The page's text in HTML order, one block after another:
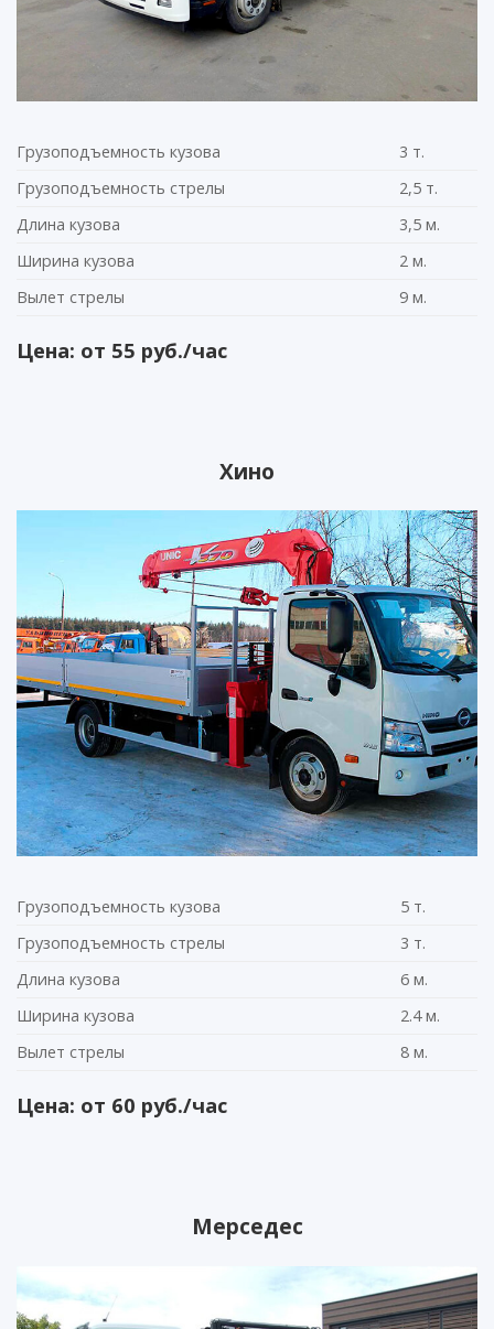
Грузоподъемность кузова
3 т.
Грузоподъемность стрелы
2,5 т.
Длина кузова
3,5 м.
Ширина кузова
2 м.
Вылет стрелы
9 м.
Цена: от 55 руб./час
Хино
Грузоподъемность кузова
5 т.
Грузоподъемность стрелы
3 т.
Длина кузова
6 м.
Ширина кузова
2.4 м.
Вылет стрелы
8 м.
Цена: от 60 руб./час
Мерседес